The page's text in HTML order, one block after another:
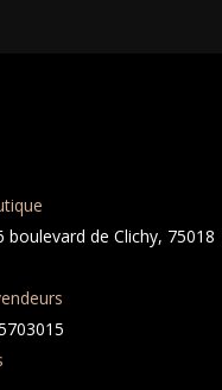
boulevard de Clichy, 75018